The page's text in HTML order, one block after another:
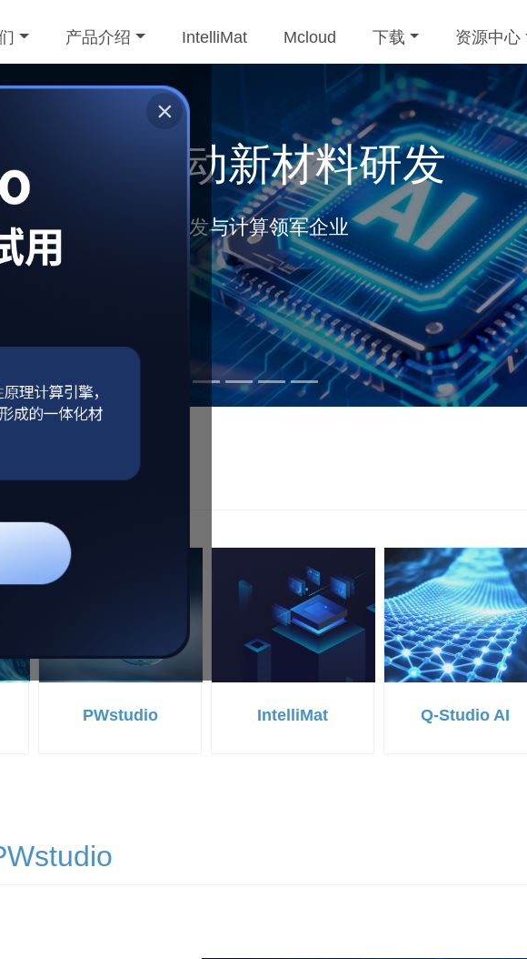
产品介绍 IntelliMat Mcloud 下载 资源中心
×
计算半年包PWstudio
、可视化工作流Q-Flow、在线建模Q-Studio集成安装包
PWstudio IntelliMat Q-Studio AI